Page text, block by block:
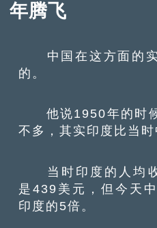
年腾飞
中国在这方面的实
的。
他说1950年的时候
不多，其实印度比当时
当时印度的人均收
是439美元，但今天
印度的5倍。